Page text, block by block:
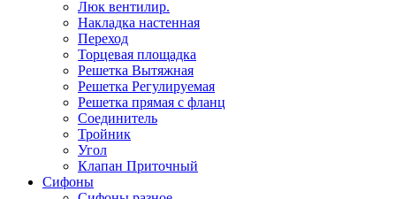
Люк вентилир.
Накладка настенная
Переход
Торцевая площадка
Решетка Вытяжная
Решетка Регулируемая
Решетка прямая с фланц
Соединитель
Тройник
Угол
Клапан Приточный
Сифоны